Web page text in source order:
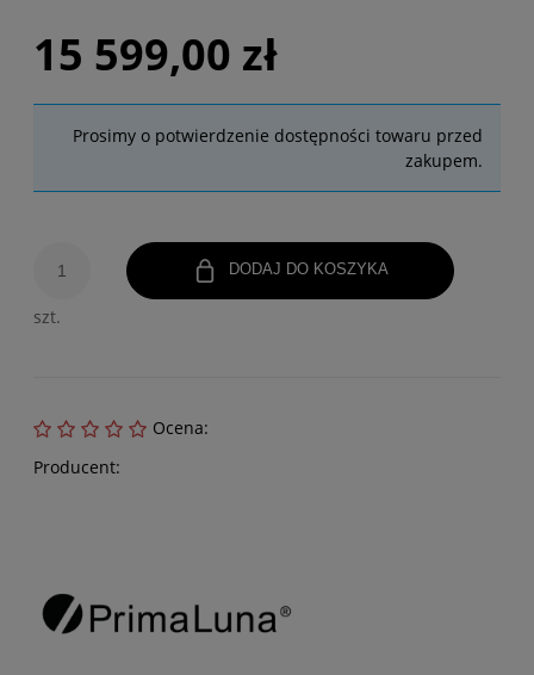
15 599,00 zł
Prosimy o potwierdzenie dostępności towaru przed
zakupem.
szt.
DODAJ DO KOSZYKA
Ocena:
Producent: